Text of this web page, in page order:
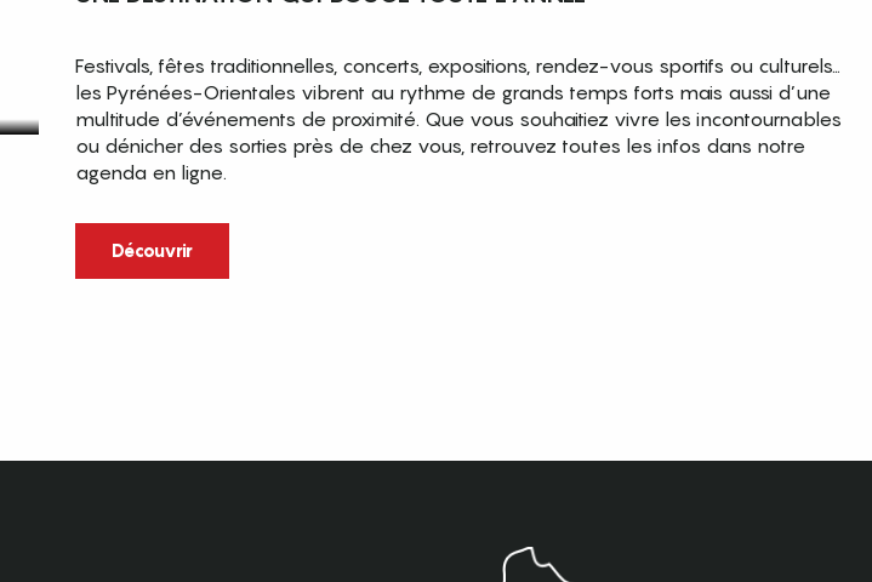
Festivals, fêtes traditionnelles, concerts, expositions, rendez-vous sportifs ou culturels…
les Pyrénées-Orientales vibrent au rythme de grands temps forts mais aussi d’une
multitude d’événements de proximité. Que vous souhaitiez vivre les incontournables
ou dénicher des sorties près de chez vous, retrouvez toutes les infos dans notre
agenda en ligne.
Découvrir